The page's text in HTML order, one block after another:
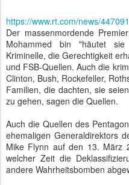
https://www.rt.com/news/
Der massenmordende
Mohammed bin "häutet
Kriminelle, die Gerechtigkeit
und FSB-Quellen. Auch die
Clinton, Bush, Rockefeller,
Familien, die dachten, sie
zu gehen, sagen die Quellen.
Auch die Quellen des
ehemaligen Generaldirektors
Mike Flynn auf den 13. März
welcher Zeit die
andere Wahrheitsbomben